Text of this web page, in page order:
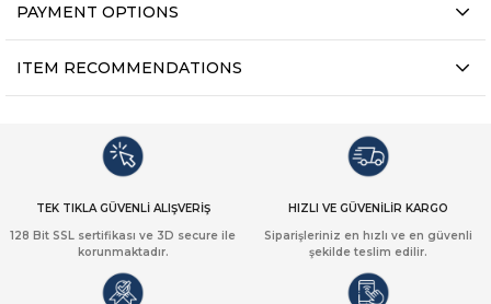
PAYMENT OPTIONS
ITEM RECOMMENDATIONS
TEK TIKLA GÜVENLİ ALIŞVERİŞ
128 Bit SSL sertifikası ve 3D secure ile
korunmaktadır.
HIZLI VE GÜVENİLİR KARGO
Siparişleriniz en hızlı ve en güvenli
şekilde teslim edilir.